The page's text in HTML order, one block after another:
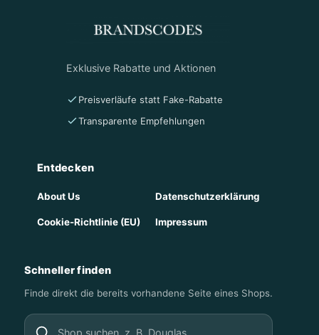
Exklusive Rabatte und Aktionen
Preisverläufe statt Fake-Rabatte
Transparente Empfehlungen
Entdecken
About Us Datenschutzerklärung
Cookie-Richtlinie (EU) Impressum
Schneller finden
Finde direkt die bereits vorhandene Seite eines Shops.
Shop suchen